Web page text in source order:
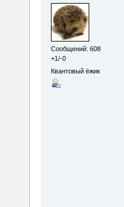
Сообщений: 608
+1/-0
Квантовый ёжик